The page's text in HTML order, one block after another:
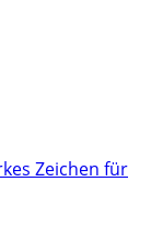
Zeichen für